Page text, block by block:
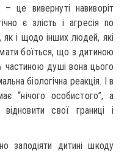
це вивернуті навиворіт
є злість і агресія по
як і щодо інших людей, які
боїться, що з дитиною
душі вона цього
біологічна реакція. І в
“нічого особистого”, а
свої границі і
заподіяти дитині шкоду